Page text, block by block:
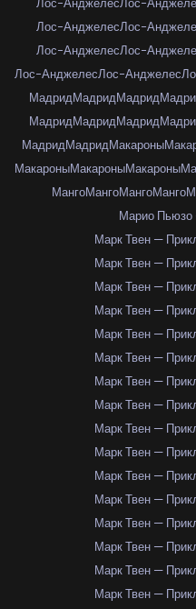
Лос-АнджелесЛос-
Лос-АнджелесЛос-
Лос-АнджелесЛос-
Лос-АнджелесЛос-Анджелес
МадридМадридМадрид
МадридМадридМадрид
МадридМадридМакароны
МакароныМакароныМакароны
МангоМангоМангоМанго
Марио Пьюзо
Марк Твен —
Марк Твен —
Марк Твен —
Марк Твен —
Марк Твен —
Марк Твен —
Марк Твен —
Марк Твен —
Марк Твен —
Марк Твен —
Марк Твен —
Марк Твен —
Марк Твен —
Марк Твен —
Марк Твен —
Марк Твен —